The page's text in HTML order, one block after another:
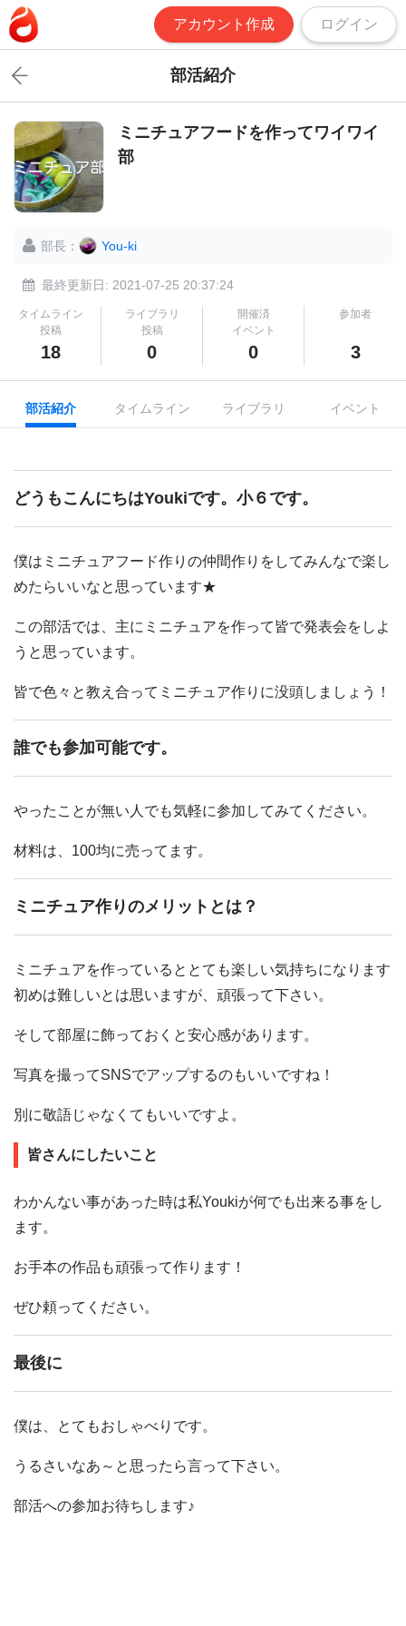
アカウント作成 ログイン
部活紹介
ミニチュアフードを作ってワイワイ
部
部長： You-ki
最終更新日: 2021-07-25 20:37:24
タイムライン
投稿
18
ライブラリ
投稿
0
開催済
イベント
0
参加者
3
部活紹介 タイムライン ライブラリ イベント
どうもこんにちはYoukiです。小６です。
僕はミニチュアフード作りの仲間作りをしてみんなで楽し
めたらいいなと思っています★
この部活では、主にミニチュアを作って皆で発表会をしよ
うと思っています。
皆で色々と教え合ってミニチュア作りに没頭しましょう！
誰でも参加可能です。
やったことが無い人でも気軽に参加してみてください。
材料は、100均に売ってます。
ミニチュア作りのメリットとは？
ミニチュアを作っているととても楽しい気持ちになります
初めは難しいとは思いますが、頑張って下さい。
そして部屋に飾っておくと安心感があります。
写真を撮ってSNSでアップするのもいいですね！
別に敬語じゃなくてもいいですよ。
皆さんにしたいこと
わかんない事があった時は私Youkiが何でも出来る事をし
ます。
お手本の作品も頑張って作ります！
ぜひ頼ってください。
最後に
僕は、とてもおしゃべりです。
うるさいなあ～と思ったら言って下さい。
部活への参加お待ちします♪